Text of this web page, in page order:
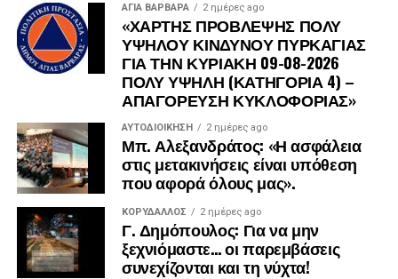
ΑΓΙΑ ΒΑΡΒΑΡΑ 2 ημέρες ago
«ΧΑΡΤΗΣ ΠΡΟΒΛΕΨΗΣ ΠΟΛΥ
ΥΨΗΛΟΥ ΚΙΝΔΥΝΟΥ ΠΥΡΚΑΓΙΑΣ
ΓΙΑ ΤΗΝ ΚΥΡΙΑΚΗ 09-08-2026
ΠΟΛΥ ΥΨΗΛΗ (ΚΑΤΗΓΟΡΙΑ 4) –
ΑΠΑΓΟΡΕΥΣΗ ΚΥΚΛΟΦΟΡΙΑΣ»
ΑΥΤΟΔΙΟΊΚΗΣΗ 2 ημέρες ago
Μπ. Αλεξανδράτος: «Η ασφάλεια
στις μετακινήσεις είναι υπόθεση
που αφορά όλους μας».
ΚΟΡΥΔΑΛΛΟΣ 2 ημέρες ago
Γ. Δημόπουλος: Για να μην
ξεχνιόμαστε… οι παρεμβάσεις
συνεχίζονται και τη νύχτα!